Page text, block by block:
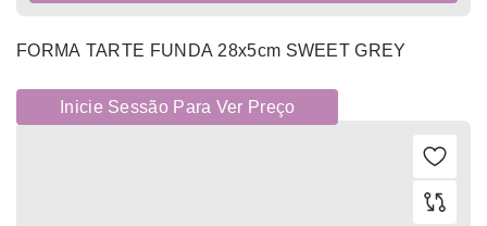
FORMA TARTE FUNDA 28x5cm SWEET GREY
Inicie Sessão Para Ver Preço